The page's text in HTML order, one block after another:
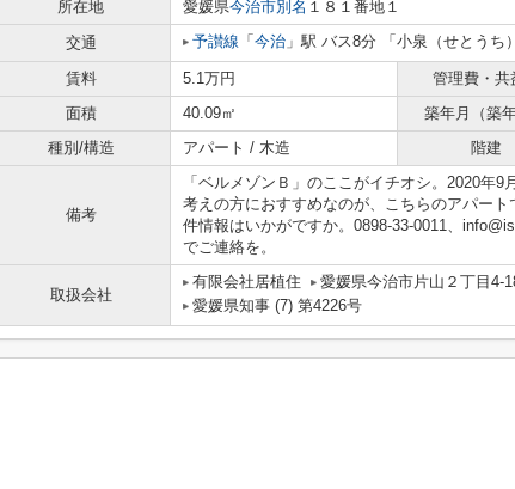
所在地 愛媛県今治市別名 １８１番地１
交通
予讃線 「 今治 」駅 バス8分 「小泉（せとうち
賃料 5.1万円
管理費・共
面積
40.09㎡
築年月（築
種別/構造
アパート / 木造 階建
備考
「ベルメゾンＢ」のここがイチオシ。2020年
考えの方におすすめなのが、こちらのアパー
件情報はいかがですか。0898-33-0011、
でご連絡を。
取扱会社
有限会社居植住
愛媛県今治市片山２丁目4-
愛媛県知事 (7) 第4226号